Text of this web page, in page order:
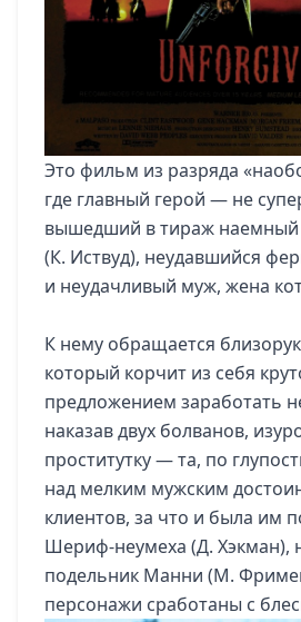
Это фильм из разряда
где главный герой — не
вышедший в тираж
(К. Иствуд), неудавшийся
и неудачливый муж, жена
К нему обращается
который корчит из себя
предложением заработать
наказав двух болванов,
проститутку — та, по
над мелким мужским
клиентов, за что и была им
Шериф-неумеха (Д. Хэкман),
подельник Манни (М.
персонажи сработаны с